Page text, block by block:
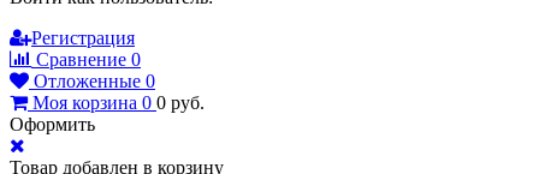
Регистрация
Сравнение 0
Отложенные 0
Моя корзина 0 0 руб.
Оформить
Товар добавлен в корзину